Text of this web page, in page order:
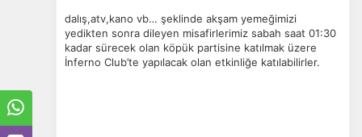
dalış,atv,kano vb… şeklinde akşam yemeğimizi
yedikten sonra dileyen misafirlerimiz sabah saat 01:30
kadar sürecek olan köpük partisine katılmak üzere
İnferno Club’te yapılacak olan etkinliğe katılabilirler.